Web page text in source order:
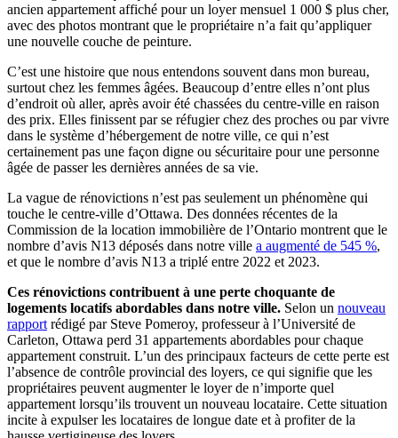
ancien appartement affiché pour un loyer mensuel 1 000 $ plus cher,
avec des photos montrant que le propriétaire n’a fait qu’appliquer
une nouvelle couche de peinture.
C’est une histoire que nous entendons souvent dans mon bureau,
surtout chez les femmes âgées. Beaucoup d’entre elles n’ont plus
d’endroit où aller, après avoir été chassées du centre-ville en raison
des prix. Elles finissent par se réfugier chez des proches ou par vivre
dans le système d’hébergement de notre ville, ce qui n’est
certainement pas une façon digne ou sécuritaire pour une personne
âgée de passer les dernières années de sa vie.
La vague de rénovictions n’est pas seulement un phénomène qui
touche le centre-ville d’Ottawa. Des données récentes de la
Commission de la location immobilière de l’Ontario montrent que le
nombre d’avis N13 déposés dans notre ville a augmenté de 545 %,
et que le nombre d’avis N13 a triplé entre 2022 et 2023.
Ces rénovictions contribuent à une perte choquante de
logements locatifs abordables dans notre ville. Selon un nouveau
rapport rédigé par Steve Pomeroy, professeur à l’Université de
Carleton, Ottawa perd 31 appartements abordables pour chaque
appartement construit. L’un des principaux facteurs de cette perte est
l’absence de contrôle provincial des loyers, ce qui signifie que les
propriétaires peuvent augmenter le loyer de n’importe quel
appartement lorsqu’ils trouvent un nouveau locataire. Cette situation
incite à expulser les locataires de longue date et à profiter de la